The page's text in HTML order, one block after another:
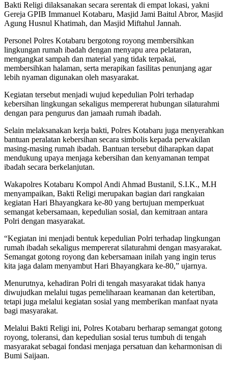
Bakti Religi dilaksanakan secara serentak di empat lokasi, yakni
Gereja GPIB Immanuel Kotabaru, Masjid Jami Baitul Abror, Masjid
Agung Husnul Khatimah, dan Masjid Miftahul Jannah.
Personel Polres Kotabaru bergotong royong membersihkan
lingkungan rumah ibadah dengan menyapu area pelataran,
mengangkat sampah dan material yang tidak terpakai,
membersihkan halaman, serta merapikan fasilitas penunjang agar
lebih nyaman digunakan oleh masyarakat.
Kegiatan tersebut menjadi wujud kepedulian Polri terhadap
kebersihan lingkungan sekaligus mempererat hubungan silaturahmi
dengan para pengurus dan jamaah rumah ibadah.
Selain melaksanakan kerja bakti, Polres Kotabaru juga menyerahkan
bantuan peralatan kebersihan secara simbolis kepada perwakilan
masing-masing rumah ibadah. Bantuan tersebut diharapkan dapat
mendukung upaya menjaga kebersihan dan kenyamanan tempat
ibadah secara berkelanjutan.
Wakapolres Kotabaru Kompol Andi Ahmad Bustanil, S.I.K., M.H
menyampaikan, Bakti Religi merupakan bagian dari rangkaian
kegiatan Hari Bhayangkara ke-80 yang bertujuan memperkuat
semangat kebersamaan, kepedulian sosial, dan kemitraan antara
Polri dengan masyarakat.
“Kegiatan ini menjadi bentuk kepedulian Polri terhadap lingkungan
rumah ibadah sekaligus mempererat silaturahmi dengan masyarakat.
Semangat gotong royong dan kebersamaan inilah yang ingin terus
kita jaga dalam menyambut Hari Bhayangkara ke-80,” ujarnya.
Menurutnya, kehadiran Polri di tengah masyarakat tidak hanya
diwujudkan melalui tugas pemeliharaan keamanan dan ketertiban,
tetapi juga melalui kegiatan sosial yang memberikan manfaat nyata
bagi masyarakat.
Melalui Bakti Religi ini, Polres Kotabaru berharap semangat gotong
royong, toleransi, dan kepedulian sosial terus tumbuh di tengah
masyarakat sebagai fondasi menjaga persatuan dan keharmonisan di
Bumi Saijaan.